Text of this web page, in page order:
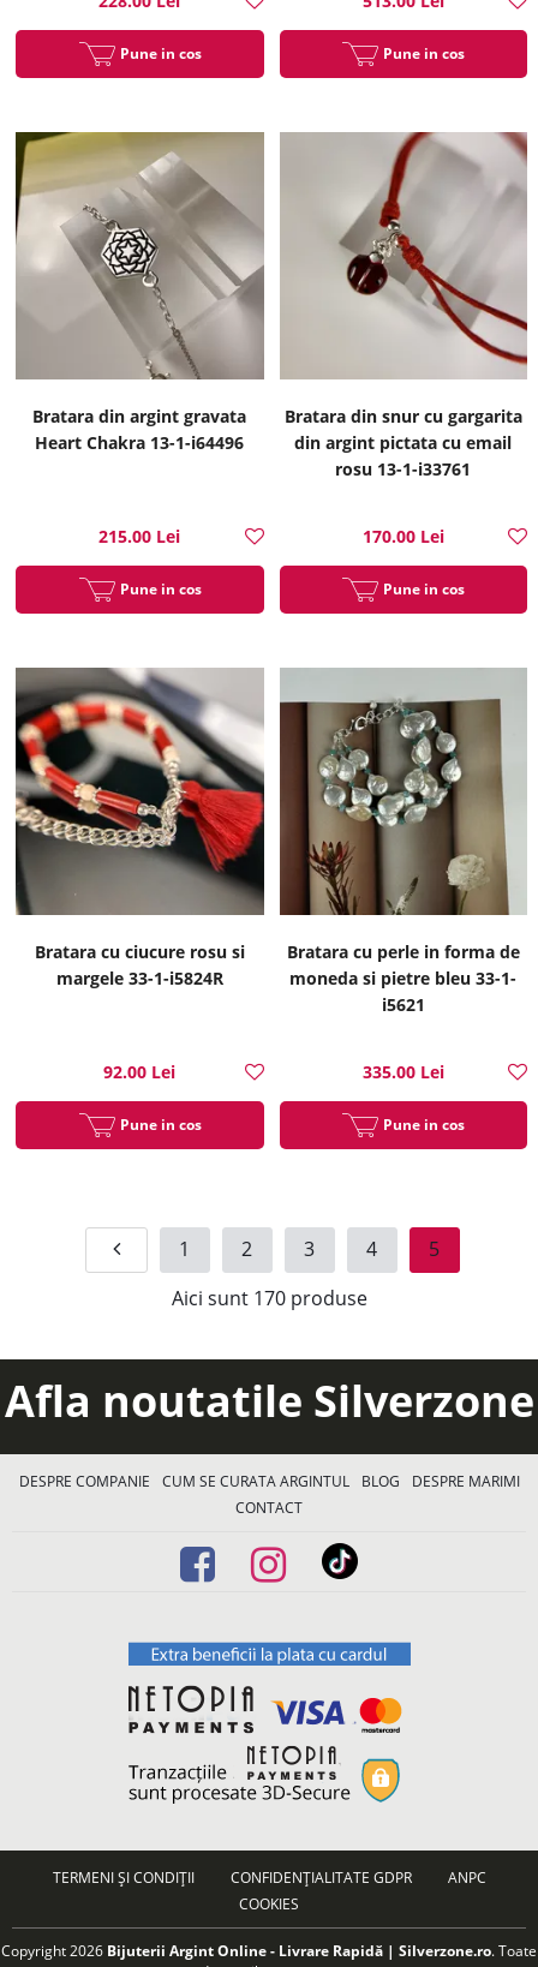
Pune in cos Pune in cos
Bratara din argint gravata
Heart Chakra 13-1-i64496
215.00 Lei
Pune in cos
Bratara din snur cu gargarita
din argint pictata cu email
rosu 13-1-i33761
170.00 Lei
Pune in cos
Bratara cu ciucure rosu si
margele 33-1-i5824R
92.00 Lei
Pune in cos
Bratara cu perle in forma de
moneda si pietre bleu 33-1-
i5621
335.00 Lei
Pune in cos
1 2 3 4
5
Aici sunt 170produse
Afla noutatile Silverzone
DESPRE COMPANIE CUM SE CURATA ARGINTUL BLOG
DESPRE MARIMI
CONTACT
TERMENI ȘI CONDIȚII CONFIDENȚIALITATE GDPR
ANPC
COOKIES
Copyright 2026 Bijuterii Argint Online - Livrare Rapidă | Silverzone.ro. Toate